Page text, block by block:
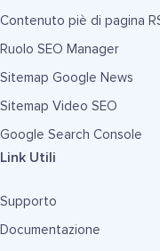
Contenuto piè di pagina
Ruolo SEO Manager
Sitemap Google News
Sitemap Video SEO
Google Search Console
Link Utili
Supporto
Documentazione